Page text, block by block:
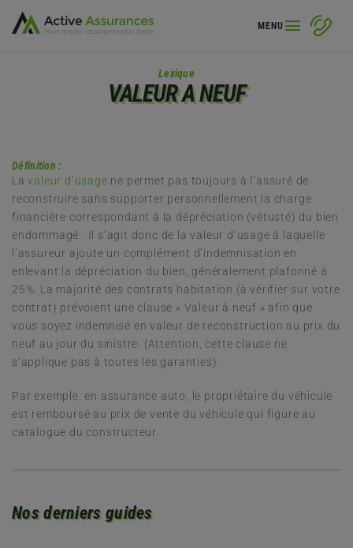
MENU
Lexique
VALEUR A NEUF
Définition :
La valeur d’usage ne permet pas toujours à l’assuré de
reconstruire sans supporter personnellement la charge
financière correspondant à la dépréciation (vétusté) du bien
endommagé. Il s’agit donc de la valeur d’usage à laquelle
l’assureur ajoute un complément d’indemnisation en
enlevant la dépréciation du bien, généralement plafonné à
25%. La majorité des contrats habitation (à vérifier sur votre
contrat) prévoient une clause « Valeur à neuf » afin que
vous soyez indemnisé en valeur de reconstruction au prix du
neuf au jour du sinistre. (Attention, cette clause ne
s’applique pas à toutes les garanties).
Par exemple, en assurance auto, le propriétaire du véhicule
est remboursé au prix de vente du véhicule qui figure au
catalogue du constructeur.
Nos derniers guides